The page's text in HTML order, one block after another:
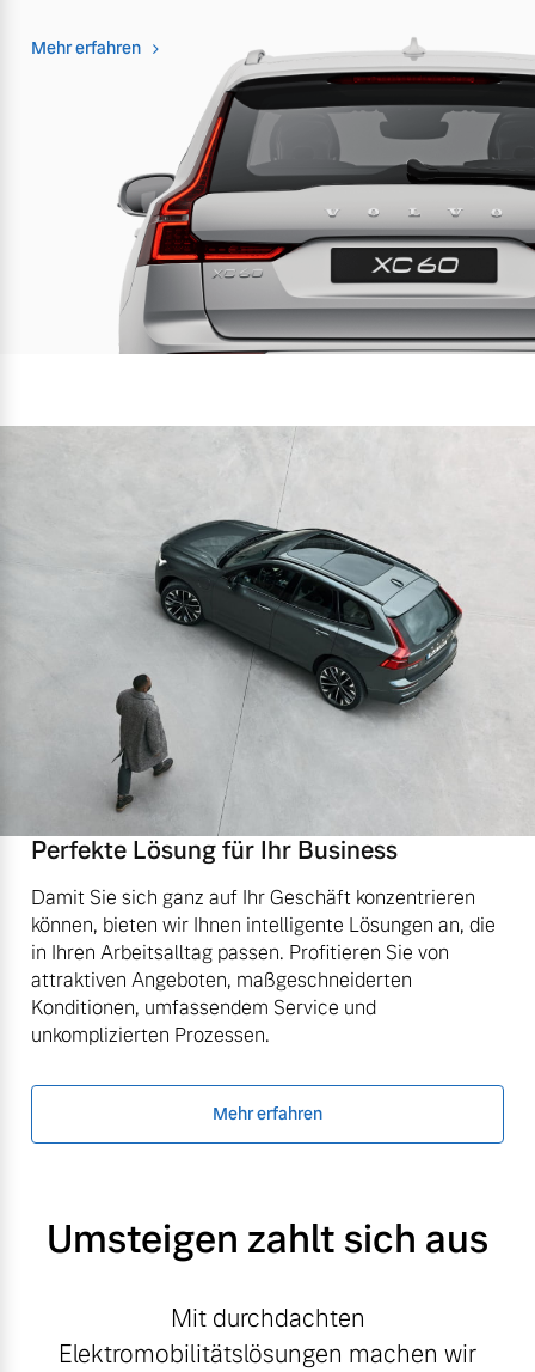
Mehr erfahren
Perfekte Lösung für Ihr Business
Damit Sie sich ganz auf Ihr Geschäft konzentrieren
können, bieten wir Ihnen intelligente Lösungen an, die
in Ihren Arbeitsalltag passen. Profitieren Sie von
attraktiven Angeboten, maßgeschneiderten
Konditionen, umfassendem Service und
unkomplizierten Prozessen.
Mehr erfahren
Umsteigen zahlt sich aus
Mit durchdachten
Elektromobilitätslösungen machen wir